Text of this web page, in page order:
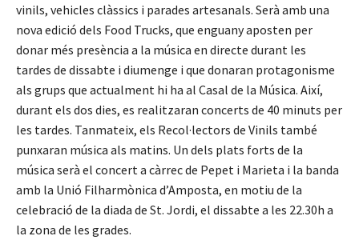
vinils, vehicles clàssics i parades artesanals. Serà amb una
nova edició dels Food Trucks, que enguany aposten per
donar més presència a la música en directe durant les
tardes de dissabte i diumenge i que donaran protagonisme
als grups que actualment hi ha al Casal de la Música. Així,
durant els dos dies, es realitzaran concerts de 40 minuts per
les tardes. Tanmateix, els Recol·lectors de Vinils també
punxaran música als matins. Un dels plats forts de la
música serà el concert a càrrec de Pepet i Marieta i la banda
amb la Unió Filharmònica d’Amposta, en motiu de la
celebració de la diada de St. Jordi, el dissabte a les 22.30h a
la zona de les grades.